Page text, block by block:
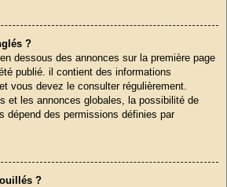
?
dessous des annonces sur la première page
publié. il contient des informations
vous devez le consulter régulièrement.
et les annonces globales, la possibilité de
dépend des permissions définies par
?